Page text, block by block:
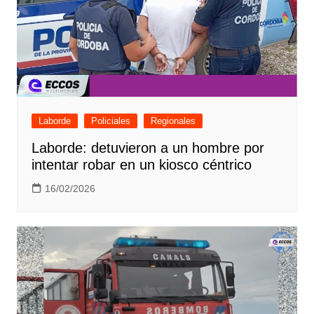
Laborde Policiales Regionales
Laborde: detuvieron a un hombre por
intentar robar en un kiosco céntrico
16/02/2026